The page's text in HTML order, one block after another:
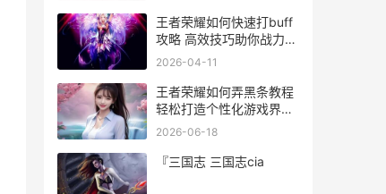
王者荣耀如何快速打buff
攻略 高效技巧助你战力飙
升
2026-04-11
王者荣耀如何弄黑条教程
轻松打造个性化游戏界面
攻略
2026-06-18
『三国志 三国志cia